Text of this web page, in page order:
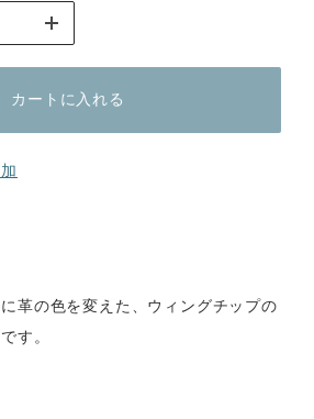
カートに入れる
革の色を変えた、ウィングチップの
す。